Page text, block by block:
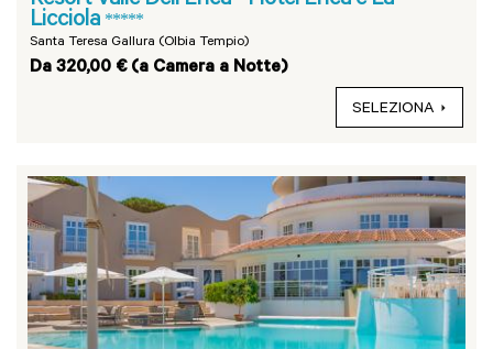
Licciola *****
Santa Teresa Gallura (Olbia Tempio)
Da 320,00 € (a Camera a Notte)
SELEZIONA